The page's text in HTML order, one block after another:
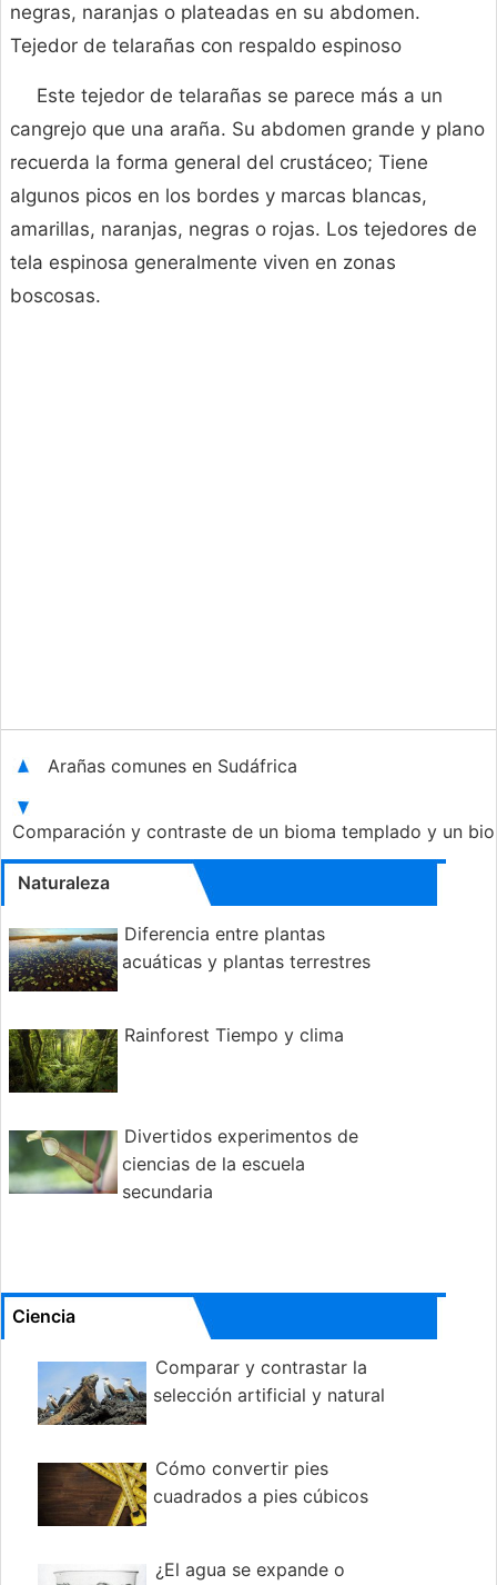
negras, naranjas o plateadas en su abdomen.
Tejedor de telarañas con respaldo espinoso
Este tejedor de telarañas se parece más a un
cangrejo que una araña. Su abdomen grande y plano
recuerda la forma general del crustáceo; Tiene
algunos picos en los bordes y marcas blancas,
amarillas, naranjas, negras o rojas. Los tejedores de
tela espinosa generalmente viven en zonas
boscosas.
Arañas comunes en Sudáfrica
Comparación y contraste de un bioma templado y un
Naturaleza
Diferencia entre plantas
acuáticas y plantas terrestres
Rainforest Tiempo y clima
Divertidos experimentos de
ciencias de la escuela
secundaria
Ciencia
Comparar y contrastar la
selección artificial y natural
Cómo convertir pies
cuadrados a pies cúbicos
¿El agua se expande o